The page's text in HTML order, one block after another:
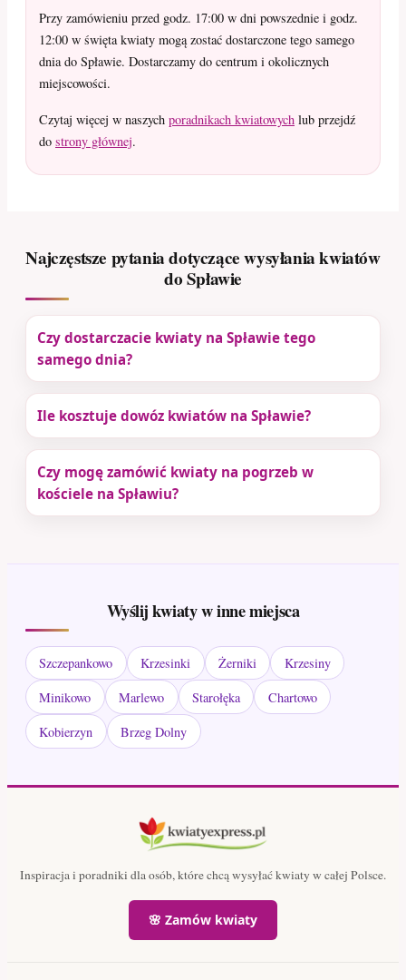
Przy zamówieniu przed godz. 17:00 w dni powszednie i godz.
12:00 w święta kwiaty mogą zostać dostarczone tego samego
dnia do Spławie. Dostarczamy do centrum i okolicznych
miejscowości.
Czytaj więcej w naszych poradnikach kwiatowych lub przejdź
do strony głównej.
Najczęstsze pytania dotyczące wysyłania kwiatów
do Spławie
Czy dostarczacie kwiaty na Spławie tego
samego dnia?
Ile kosztuje dowóz kwiatów na Spławie?
Czy mogę zamówić kwiaty na pogrzeb w
kościele na Spławiu?
Wyślij kwiaty w inne miejsca
Szczepankowo Krzesinki Żerniki
Krzesiny
Minikowo
Marlewo Starołęka
Chartowo
Kobierzyn
Brzeg Dolny
Inspiracja i poradniki dla osób, które chcą wysyłać kwiaty w całej Polsce.
🌸 Zamów kwiaty